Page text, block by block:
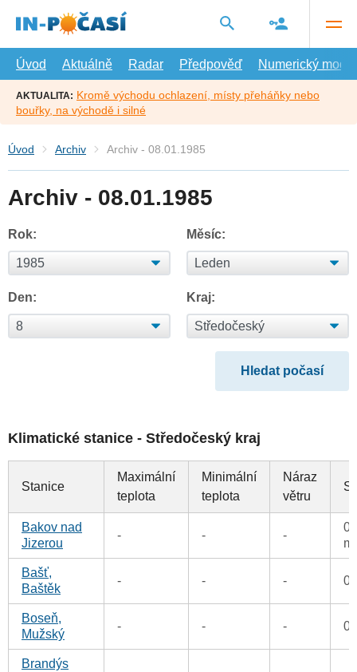
hlavní
Úvod
Aktuálně Radar Předpověď Numerický model
AKTUALITA: Kromě východu ochlazení, místy přeháňky nebo
bouřky, na východě i silné
Úvod Archiv Archiv - 08.01.1985
Archiv - 08.01.1985
Rok: Měsíc:
Den: Kraj:
Klimatické stanice - Středočeský kraj
Stanice
Maximální
teplota
Minimální
teplota
Náraz
větru
Bakov nad
Jizerou
- - -
Bašť,
Baštěk
- - - 0
Boseň,
Mužský
- - - 0
Brandýs